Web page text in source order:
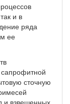
и в
ряда
ее
сапрофитной
сточную
и взвешенных